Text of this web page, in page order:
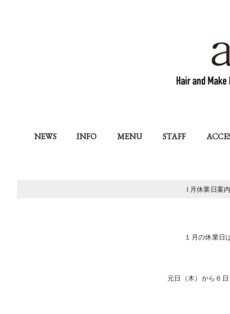
NEWS INFO MENU STAFF
1月休業日案
１月の休業日
元日（木）から６